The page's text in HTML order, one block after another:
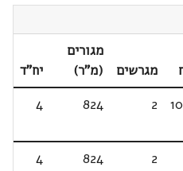
מגרשים
מגורים
(מ"ר)
יח"ד
2
824
4
2
824
4